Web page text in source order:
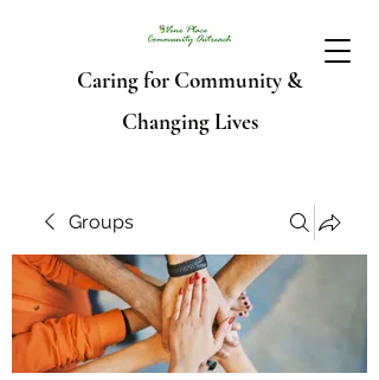
Caring for Community &
Changing Lives
Groups